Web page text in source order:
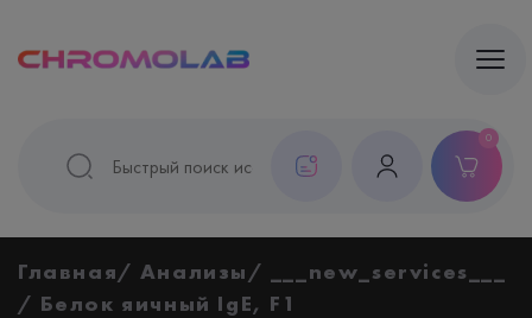
0
Главная Анализы
___new_services___
Белок яичный IgE, F1